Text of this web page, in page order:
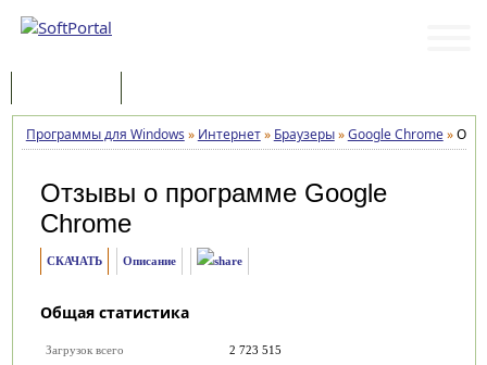
Программы для Windows » Интернет» Браузеры»Google Chrome»
Отзывы о программе Google
Chrome
СКАЧАТЬ Описание
Общая статистика
Загрузок всего
2 723 515